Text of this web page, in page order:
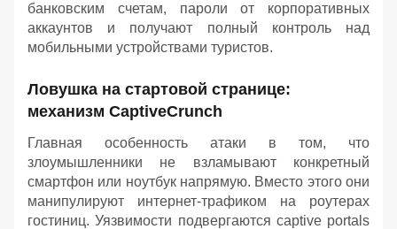
банковским счетам, пароли от корпоративных
аккаунтов и получают полный контроль над
мобильными устройствами туристов.
Ловушка на стартовой странице:
механизм CaptiveCrunch
Главная особенность атаки в том, что
злоумышленники не взламывают конкретный
смартфон или ноутбук напрямую. Вместо этого они
манипулируют интернет-трафиком на роутерах
гостиниц. Уязвимости подвергаются captive portals